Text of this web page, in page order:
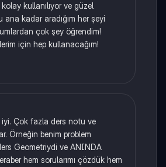
kullanılıyor ve güzel
ana kadar aradığım her şeyi
çok şey öğrendim!
için hep kullanacağım!
Çok fazla ders notu ve
Örneğin benim problem
Geometriydi ve ANINDA
hem sorularımı çözdük hem